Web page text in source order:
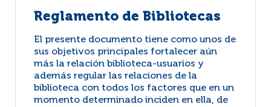
Reglamento de Bibliotecas
El presente documento tiene como unos de
sus objetivos principales fortalecer aún
más la relación biblioteca-usuarios y
además regular las relaciones de la
biblioteca con todos los factores que en un
momento determinado inciden en ella, de